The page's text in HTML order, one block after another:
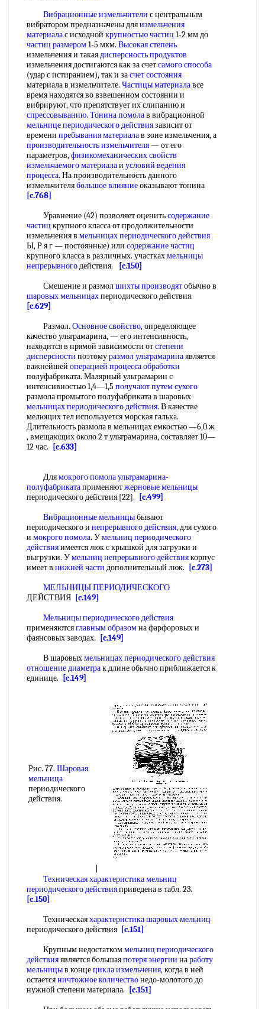
Вибрационные измельчители с центральным
вибратором предназначены дляизмельчения
материалас исходной крупностью частиц 1-2 мм до
частиц размером1-5 мкм. Высокая степень
измельчения и такаядисперсность продуктов
измельчения достигаются как за счетсамого способа
(удар с истиранием), так и засчет состояния
материала в измельчителе. Частицы материалавсе
время находятся во взвешенном состоянии и
вибрируют, что препятствует их слипанию и
спрессовыванию. Тонина помолав вибрационной
мельнице периодического действиязависит от
времени пребывания материалав зоне измельчения, а
производительность измельчителя— от его
параметров,физикомеханических свойств
измельчаемого материалаи условий ведения
процесса. На производительность данного
измельчителябольшое влияниеоказывают тонина
[c.768]
Уравнение (42) позволяет оценитьсодержание
частиц крупного класса от продолжительности
измельчения в мельницах периодического действия
Ы, Р я г — постоянные) или содержание частиц
крупного класса в различных. участкахмельницы
непрерывногодействия.
[c.150]
Смешение и размолшихты производятобычно в
шаровых мельницахпериодического действия.
[c.629]
Размол. Основное свойство, определяющее
качество ультрамарина, — его интенсивность,
находится в прямой зависимости отстепени
дисперсности поэтомуразмол ультрамаринаявляется
важнейшей операцией процесса обработки
полуфабриката. Малярный ультрамарин с
интенсивностью 1,4—1,5 получают путем сухого
размола промытого полуфабриката в шаровых
мельницах периодического действия. В качестве
мелющих тел используется морская галька.
Длительность размола в мельницах емкостью —6,0 ж
, вмещающих около 2 т ультрамарина, составляет 10—
12 час.
[c.633]
Длямокрого помолаультрамарина-
полуфабрикатаприменяютжерновые мельницы
периодического действия [22].
[c.499]
Вибрационные мельницыбывают
периодического и непрерывного действия, для сухого
и мокрого помола. Умельниц периодического
действияимеется люк с крышкой для загрузки и
выгрузки. Умельниц непрерывного действиякорпус
имеет в нижней части дополнительный люк.
[c.273]
МЕЛЬНИЦЫ ПЕРИОДИЧЕСКОГО
ДЕЙСТВИЯ [c.149]
Мельницы периодического действия
применяютсяглавным образомна фарфоровых и
фаянсовых заводах.
[c.149]
В шаровыхмельницах периодического действия
отношение диаметрак длине обычно приближается к
единице.
[c.149]
Рис. 77. Шаровая
мельница
периодического
действия.
Техническая характеристикамельниц
периодического действияприведена в табл. 23.
[c.150]
Техническаяхарактеристика шаровых мельниц
периодического действия [c.151]
Крупным недостаткоммельниц периодического
действияявляется большаяпотеря энергии наработу
мельницыв концецикла измельчения, когда в ней
остаетсяничтожное количествонедо-молотого до
нужной степени материала.
[c.151]